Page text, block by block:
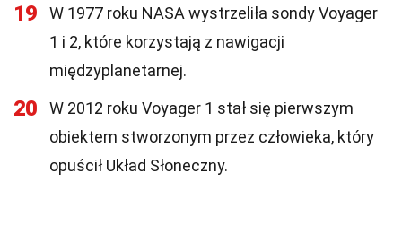
19
W 1977 roku NASA wystrzeliła sondy Voyager
1 i 2, które korzystają z nawigacji
międzyplanetarnej.
20
W 2012 roku Voyager 1 stał się pierwszym
obiektem stworzonym przez człowieka, który
opuścił Układ Słoneczny.